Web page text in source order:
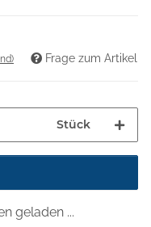
Frage zum Artikel
Stück
geladen ...